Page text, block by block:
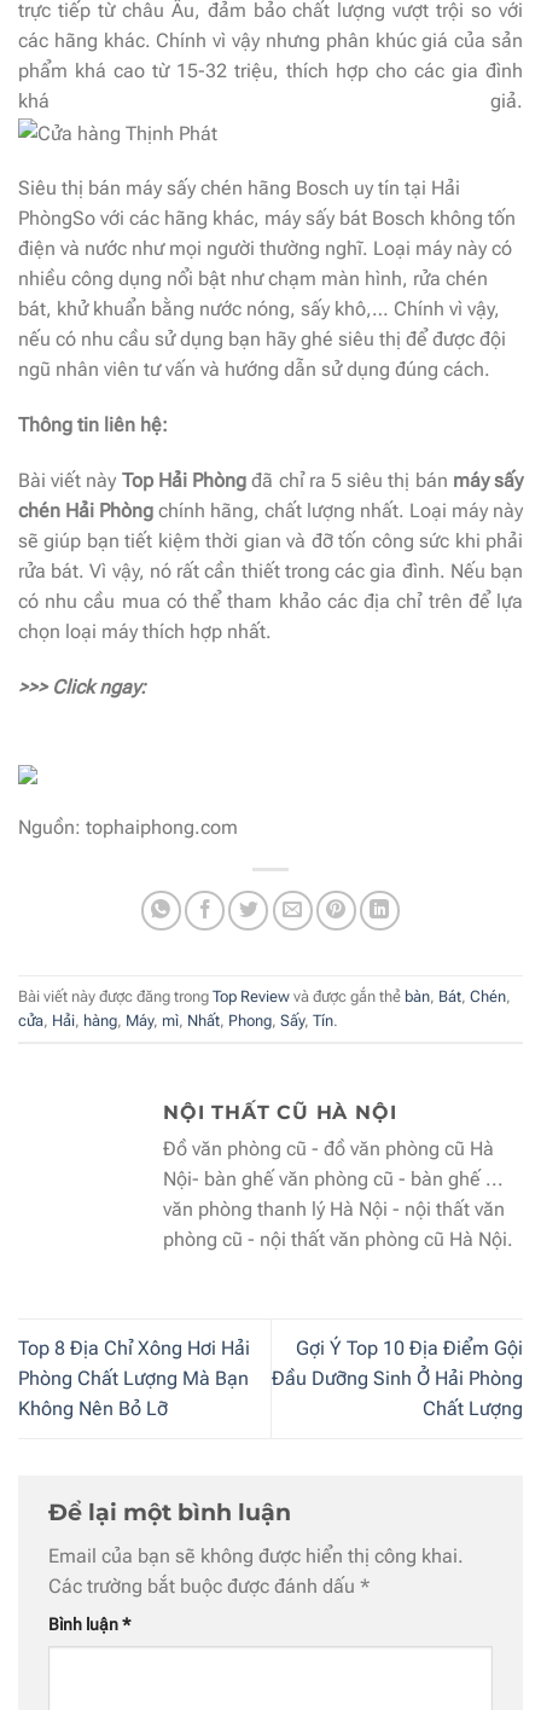
trực tiếp từ châu Âu, đảm bảo chất lượng vượt trội so với
các hãng khác. Chính vì vậy nhưng phân khúc giá của sản
phẩm khá cao từ 15-32 triệu, thích hợp cho các gia đình
khá giả.
Siêu thị bán máy sấy chén hãng Bosch uy tín tại Hải
PhòngSo với các hãng khác, máy sấy bát Bosch không tốn
điện và nước như mọi người thường nghĩ. Loại máy này có
nhiều công dụng nổi bật như chạm màn hình, rửa chén
bát, khử khuẩn bằng nước nóng, sấy khô,… Chính vì vậy,
nếu có nhu cầu sử dụng bạn hãy ghé siêu thị để được đội
ngũ nhân viên tư vấn và hướng dẫn sử dụng đúng cách.
Thông tin liên hệ:
Bài viết này Top Hải Phòng đã chỉ ra 5 siêu thị bán máy sấy
chén Hải Phòng chính hãng, chất lượng nhất. Loại máy này
sẽ giúp bạn tiết kiệm thời gian và đỡ tốn công sức khi phải
rửa bát. Vì vậy, nó rất cần thiết trong các gia đình. Nếu bạn
có nhu cầu mua có thể tham khảo các địa chỉ trên để lựa
chọn loại máy thích hợp nhất.
>>> Click ngay:
Nguồn: tophaiphong.com
Bài viết này được đăng trong Top Review và được gắn thẻ bàn, Bát, Chén,
cửa, Hải, hàng, Máy, mì, Nhất, Phong, Sấy, Tín.
NỘI THẤT CŨ HÀ NỘI
Đồ văn phòng cũ - đồ văn phòng cũ Hà
Nội- bàn ghế văn phòng cũ - bàn ghế ...
văn phòng thanh lý Hà Nội - nội thất văn
phòng cũ - nội thất văn phòng cũ Hà Nội.
Top 8 Địa Chỉ Xông Hơi Hải
Phòng Chất Lượng Mà Bạn
Không Nên Bỏ Lỡ
Gợi Ý Top 10 Địa Điểm Gội
Đầu Dưỡng Sinh Ở Hải Phòng
Chất Lượng
Để lại một bình luận
Email của bạn sẽ không được hiển thị công khai.
Các trường bắt buộc được đánh dấu *
Bình luận*